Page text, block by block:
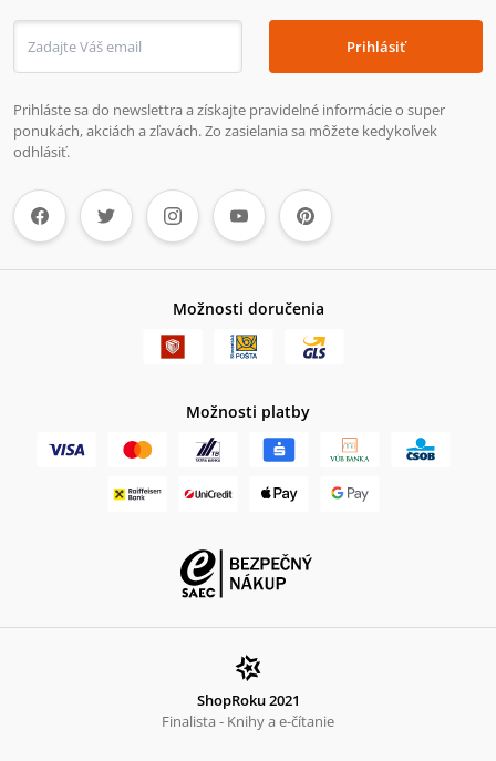
Prihlásiť
Prihláste sa do newslettra a získajte pravidelné informácie o super
ponukách, akciách a zľavách. Zo zasielania sa môžete kedykoľvek
odhlásiť.
Možnosti doručenia
Možnosti platby
ShopRoku 2021
Finalista - Knihy a e-čítanie